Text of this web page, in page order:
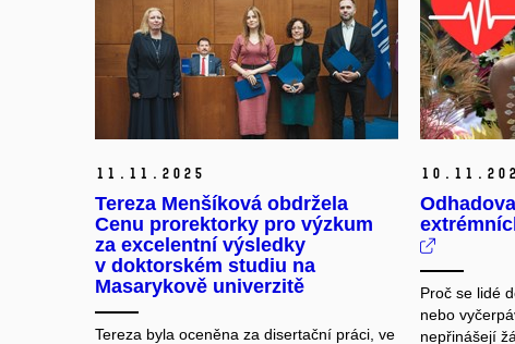
11. 11. 2025
Tereza Menšíková obdržela
Cenu prorektorky pro výzkum
za excelentní výsledky
v doktorském studiu na
Masarykově univerzitě
Tereza byla oceněna za disertační práci, ve
10. 11.
Proč se lidé
nebo
nepřinášejí